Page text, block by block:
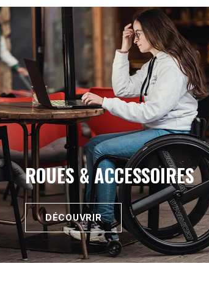
ROUES & ACCESSOIRES
DÉCOUVRIR